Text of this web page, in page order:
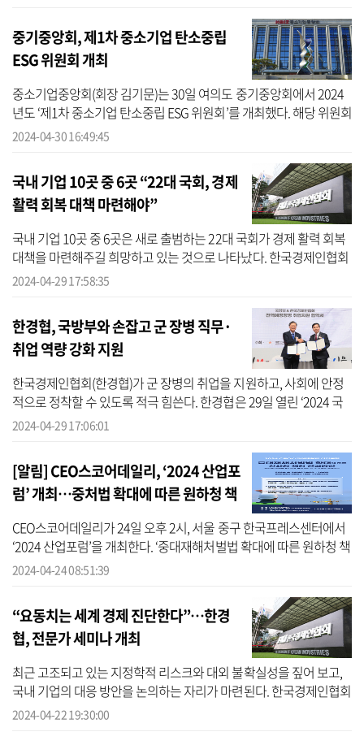
중기중앙회, 제1차 중소기업 탄소중립
ESG 위원회 개최
중소기업중앙회(회장 김기문)는 30일 여의도 중기중앙회에서 2024
년도 ‘제1차 중소기업 탄소중립 ESG 위원회’를 개최했다. 해당 위원회
는 2023년 6월 구성됐다. 전 세계적인 탄소중립 ESG(환경·사회·지
2024-04-30 16:49:45
국내 기업 10곳 중 6곳 “22대 국회, 경제
활력 회복 대책 마련해야”
국내 기업 10곳 중 6곳은 새로 출범하는 22대 국회가 경제 활력 회복
대책을 마련해주길 희망하고 있는 것으로 나타났다. 한국경제인협회
(한경협)는 이달 12~17일 시장조사 전문기관 모노리서치에 의뢰해
2024-04-29 17:58:35
한경협, 국방부와 손잡고 군 장병 직무·
취업 역량 강화 지원
한국경제인협회(한경협)가 군 장병의 취업을 지원하고, 사회에 안정
적으로 정착할 수 있도록 적극 힘쓴다. 한경협은 29일 열린 ‘2024 국
군 장병 취업 박람회’ 개막식에서 국방부와 전역 예정 장병 취업 지원
2024-04-29 17:06:01
[알림] CEO스코어데일리, ‘2024 산업포
럼’ 개최…중처법 확대에 따른 원하청 책
임 관리방안’
CEO스코어데일리가 24일 오후 2시, 서울 중구 한국프레스센터에서
‘2024 산업포럼’을 개최한다. ‘중대재해처벌법 확대에 따른 원하청 책
임 관리방안’을 주제로 열리는 이번 포럼은 법무법인 율촌과 한국스
2024-04-24 08:51:39
“요동치는 세계 경제 진단한다”…한경
협, 전문가 세미나 개최
최근 고조되고 있는 지정학적 리스크와 대외 불확실성을 짚어 보고,
국내 기업의 대응 방안을 논의하는 자리가 마련된다. 한국경제인협회
(한경협)은 이달 30일 서울 여의도 FKI타워에서 ‘요동치는 세계 경제,
2024-04-22 19:30:00